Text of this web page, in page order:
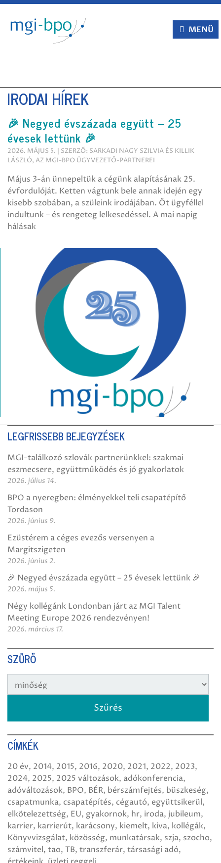
Tovább
tartalomra
MENÜ
IRODAI HÍREK
🎉 Negyed évszázada együtt – 25
évesek lettünk 🎉
2026. MÁJUS 5. | SZERZŐ: SARKADI NAGY SZILVIA ÉS KILLIK
LÁSZLÓ, AZ MGI-BPO ÜGYVEZETŐ-PARTNEREI
Május 3-án ünnepeltük a cégünk alapításának 25.
évfordulóját. Ketten vágtunk bele annak idején egy
kisebb szobában, a szüleink irodájában. Öt ügyféllel
indultunk – és rengeteg lelkesedéssel. A mai napig
hálásak
LEGFRISSEBB BEJEGYZÉSEK
MGI-találkozó szlovák partnerünkkel: szakmai
eszmecsere, együttműködés és jó gyakorlatok
2026. július 14.
BPO a nyeregben: élményekkel teli csapatépítő
Tordason
2026. június 9.
Ezüstérem a céges evezős versenyen a
Margitszigeten
2026. június 2.
🎉 Negyed évszázada együtt – 25 évesek lettünk 🎉
2026. május 5.
Négy kollégánk Londonban járt az MGI Talent
Meeting Europe 2026 rendezvényen!
2026. március 17.
SZŰRŐ
CÍMKÉK
20 év 2014 2015 2016 2020 2021 2022 2023
2024 2025 2025 változások adókonferencia
adóváltozások BPO BÉR bérszámfejtés büszkeség
csapatmunka csapatépítés cégautó együttsikerül
elkötelezettség EU gyakornok hr iroda jubileum
karrier karrierút karácsony kiemelt kiva kollégák
Könyvvizsgálat közösség munkatársak szja szocho
számvitel tao TB transzferár társasági adó